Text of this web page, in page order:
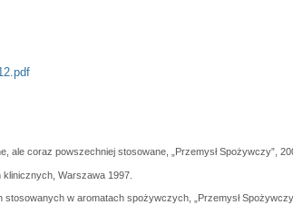
ale coraz powszechniej stosowane, „Przemysł Spożywczy”,
Warszawa 1997.
w aromatach spożywczych, „Przemysł